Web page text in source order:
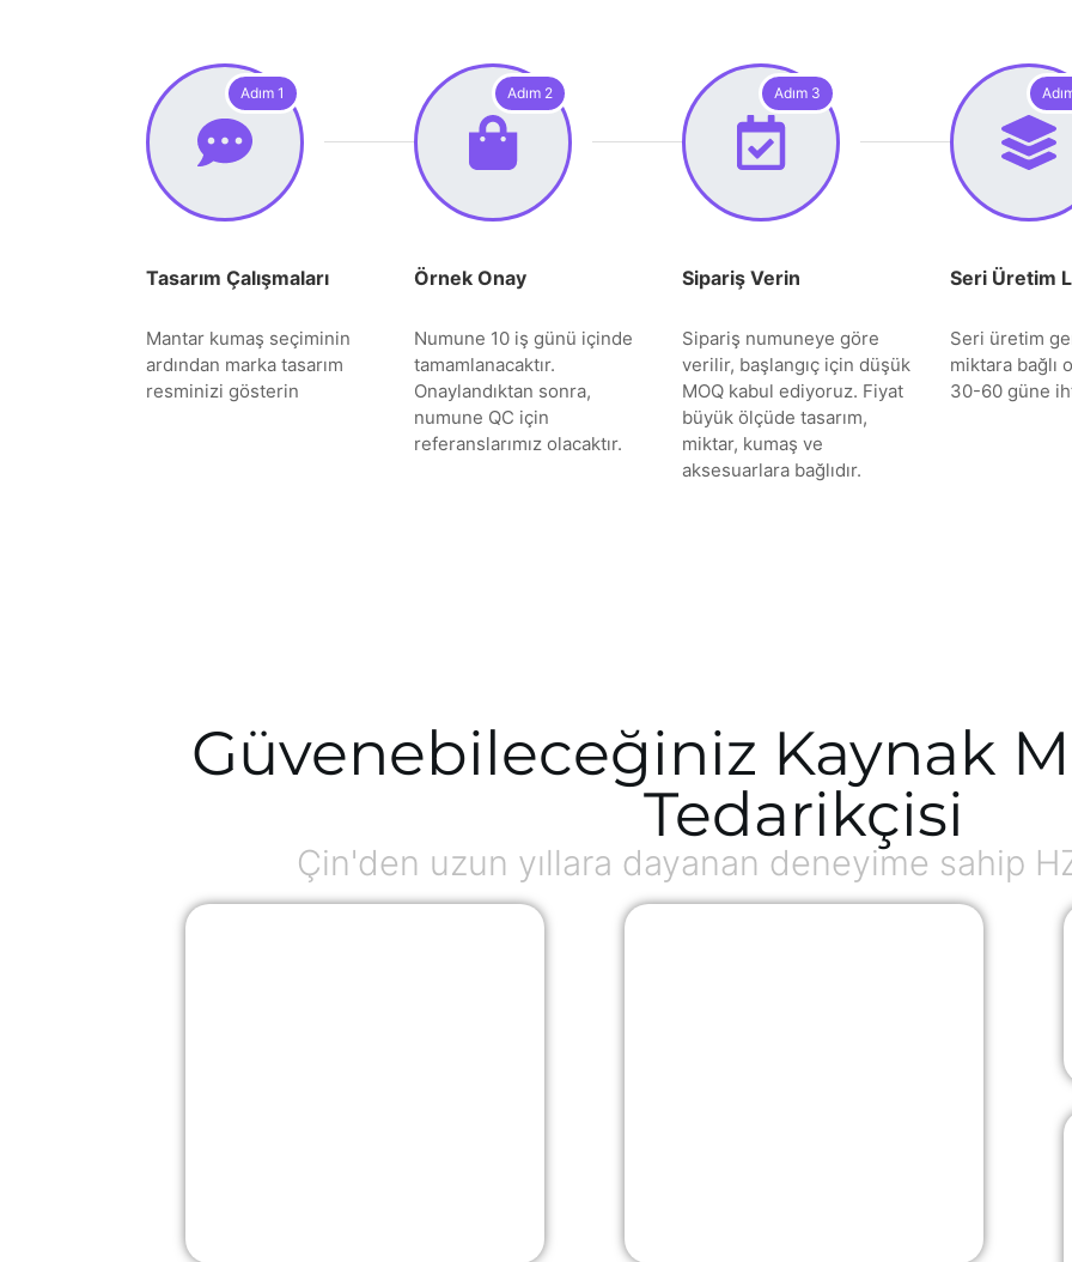
Adım 1
Tasarım Çalışmaları
Mantar kumaş seçiminin
ardından marka tasarım
resminizi gösterin
Adım 2
Örnek Onay
Numune 10 iş günü içinde
tamamlanacaktır.
Onaylandıktan sonra,
numune QC için
referanslarımız olacaktır.
Adım 3
Sipariş Verin
Sipariş numuneye göre
verilir, başlangıç için düşük
MOQ kabul ediyoruz. Fiyat
büyük ölçüde tasarım,
miktar, kumaş ve
aksesuarlara bağlıdır.
Seri Üretim
Seri üretim
miktara bağlı
30-60 güne
Güvenebileceğiniz Kaynak
Tedarikçisi
Çin'den uzun yıllara dayanan deneyime sahip